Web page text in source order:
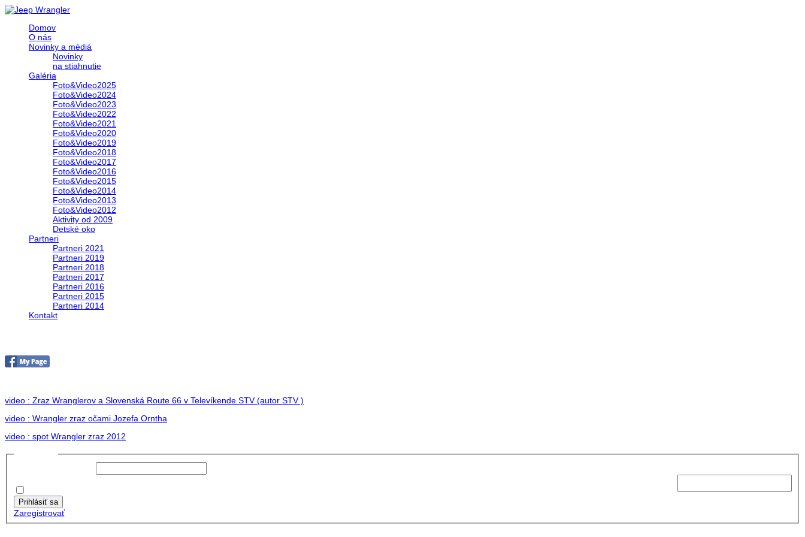
Domov
O nás
Novinky a médiá
Novinky
na stiahnutie
Galéria
Foto&Video2025
Foto&Video2024
Foto&Video2023
Foto&Video2022
Foto&Video2021
Foto&Video2020
Foto&Video2019
Foto&Video2018
Foto&Video2017
Foto&Video2016
Foto&Video2015
Foto&Video2014
Foto&Video2013
Foto&Video2012
Aktivity od 2009
Detské oko
Partneri
Partneri 2021
Partneri 2019
Partneri 2018
Partneri 2017
Partneri 2016
Partneri 2015
Partneri 2014
Kontakt
video : Zraz Wranglerov a Slovenská Route 66 v Televíkende STV (autor STV )
video : Wrangler zraz očami Jozefa Orntha
video : spot Wrangler zraz 2012
Prihlásiť sa
Zaregistrovať